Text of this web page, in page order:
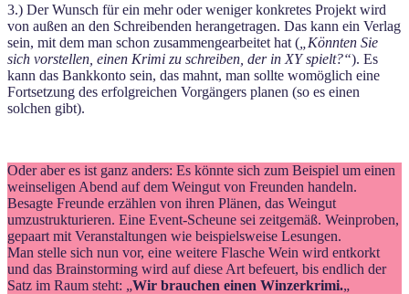
3.) Der Wunsch für ein mehr oder weniger konkretes Projekt wird
von außen an den Schreibenden herangetragen. Das kann ein Verlag
sein, mit dem man schon zusammengearbeitet hat ( „Könnten Sie
sich vorstellen, einen Krimi zu schreiben, der in XY spielt?“). Es
kann das Bankkonto sein, das mahnt, man sollte womöglich eine
Fortsetzung des erfolgreichen Vorgängers planen (so es einen
solchen gibt).
Oder aber es ist ganz anders: Es könnte sich zum Beispiel um einen
weinseligen Abend auf dem Weingut von Freunden handeln.
Besagte Freunde erzählen von ihren Plänen, das Weingut
umzustrukturieren. Eine Event-Scheune sei zeitgemäß. Weinproben,
gepaart mit Veranstaltungen wie beispielsweise Lesungen.
Man stelle sich nun vor, eine weitere Flasche Wein wird entkorkt
und das Brainstorming wird auf diese Art befeuert, bis endlich der
Satz im Raum steht: „Wir brauchen einen Winzerkrimi.„